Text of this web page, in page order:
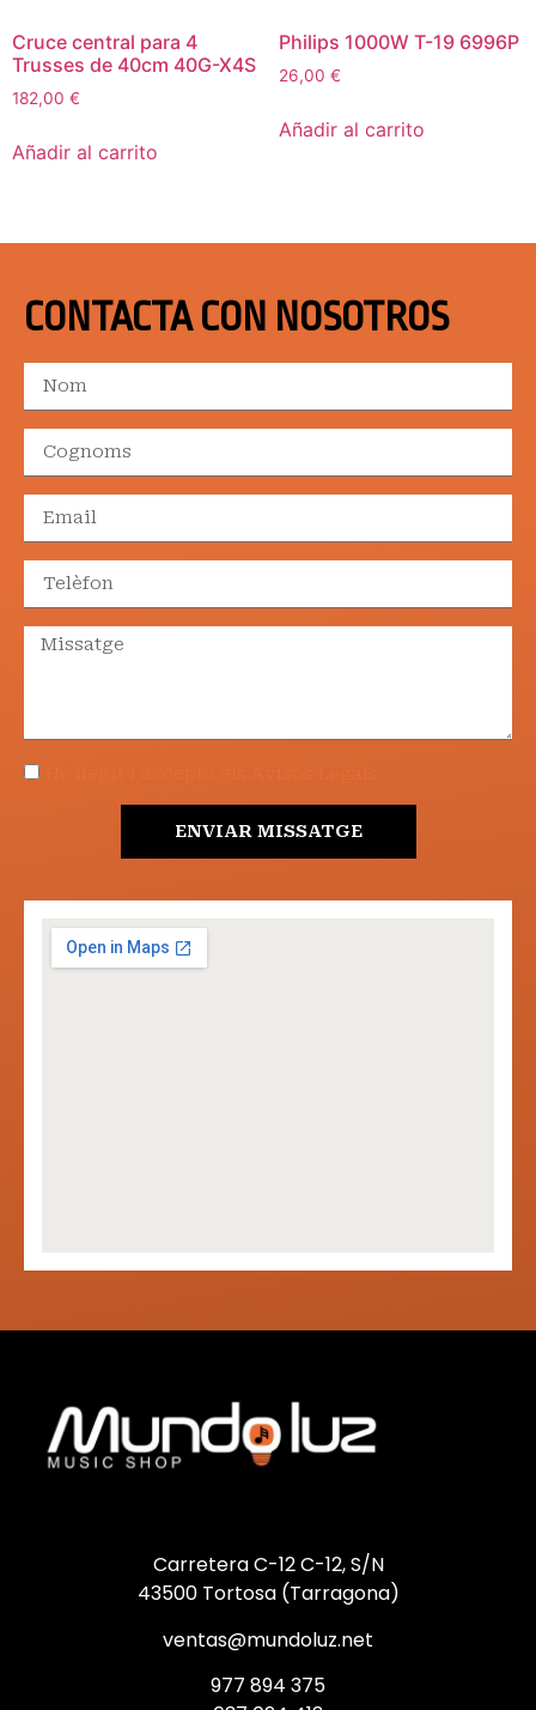
Cruce central para 4
Trusses de 40cm 40G-X4S
182,00 €
Añadir al carrito
Philips 1000W T-19 6996P
26,00 €
Añadir al carrito
CONTACTA CON NOSOTROS
ENVIAR MISSATGE
Carretera C-12 C-12, S/N
43500 Tortosa (Tarragona)
ventas@mundoluz.net
977 894 375